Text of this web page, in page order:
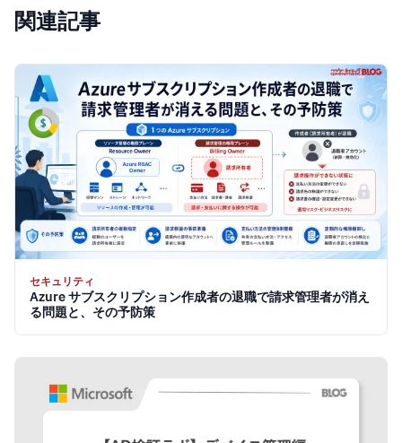
関連記事
セキュリティ
Azure サブスクリプション作成者の退職で請求管理者が消え
る問題と、その予防策